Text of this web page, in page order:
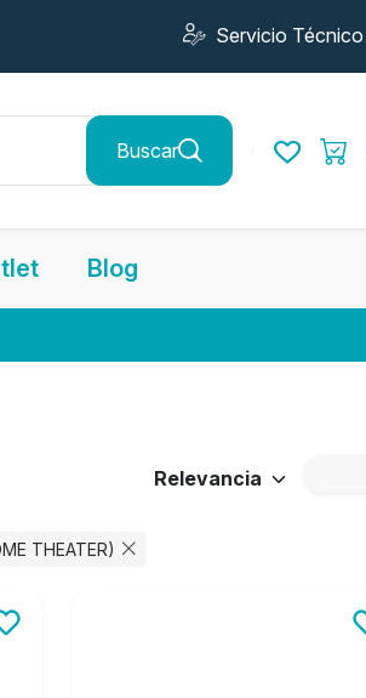
Servicio Técnico
Buscar
Blog
Relevancia
THEATER)